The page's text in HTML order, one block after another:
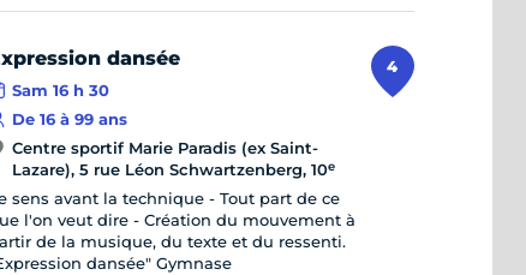
4
dansée
Sam 16 h 30
De 16 à 99 ans
Centre sportif Marie Paradis (ex Saint-
Lazare), 5 rue Léon Schwartzenberg, 10e
sens avant la technique - Tout part de ce
l'on veut dire - Création du mouvement à
de la musique, du texte et du ressenti.
dansée" Gymnase